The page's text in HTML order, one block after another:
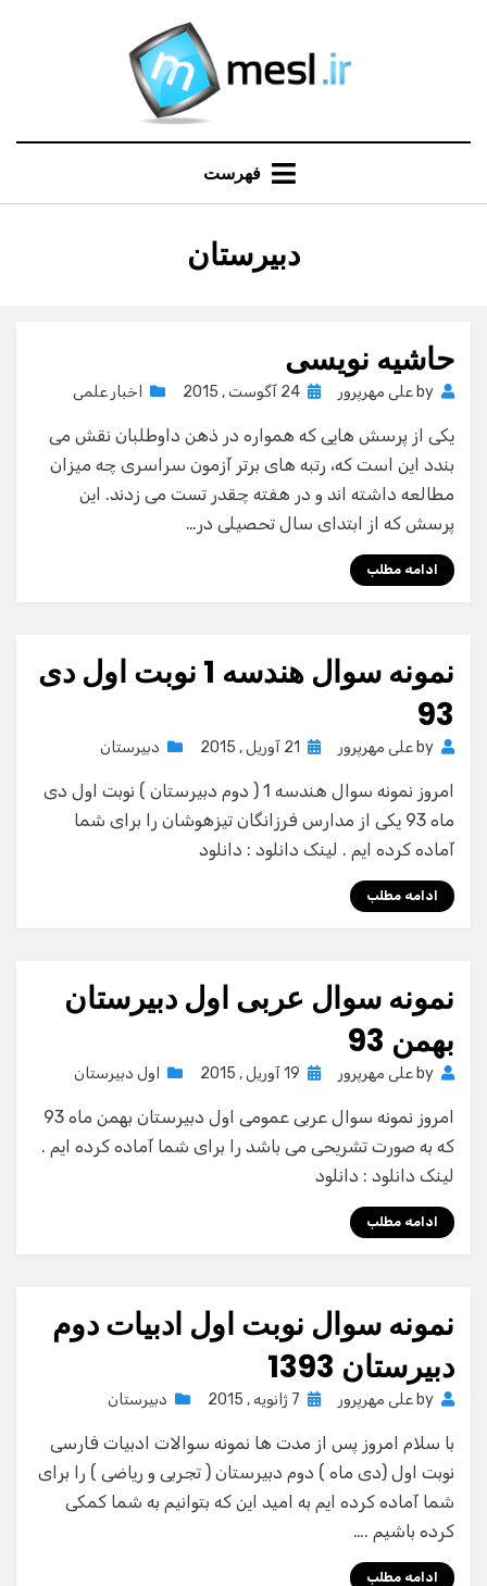
فهرست
برچسب
:
دبیرستان
حاشیه نویسی
by علی مهرپرور
Posted
24 آگوست , 2015 اخبار علمی
یکی از پرسش هایی که همواره در ذهن داوطلبان نقش می
بندد این است که، رتبه های برتر آزمون سراسری چه میزان
مطالعه داشته اند و در هفته چقدر تست می زدند. این
پرسش که از ابتدای سال تحصیلی در…
ادامه مطلب
نمونه سوال هندسه 1 نوبت اول دی
93
by علی مهرپرور
Posted
21 آوریل , 2015 دبیرستان
امروز نمونه سوال هندسه 1 ( دوم دبیرستان ) نوبت اول دی
ماه 93 یکی از مدارس فرزانگان تیزهوشان را برای شما
آماده کرده ایم . لینک دانلود : دانلود
ادامه مطلب
نمونه سوال عربی اول دبیرستان
بهمن 93
by علی مهرپرور
Posted
19 آوریل , 2015 اول دبیرستان
امروز نمونه سوال عربی عمومی اول دبیرستان بهمن ماه 93
که به صورت تشریحی می باشد را برای شما آماده کرده ایم .
لینک دانلود : دانلود
ادامه مطلب
نمونه سوال نوبت اول ادبیات دوم
دبیرستان 1393
by علی مهرپرور
Posted
7 ژانویه , 2015 دبیرستان
با سلام امروز پس از مدت ها نمونه سوالات ادبیات فارسی
نوبت اول (دی ماه ) دوم دبیرستان ( تجربی و ریاضی ) را برای
شما آماده کرده ایم به امید این که بتوانیم به شما کمکی
کرده باشیم .…
ادامه مطلب